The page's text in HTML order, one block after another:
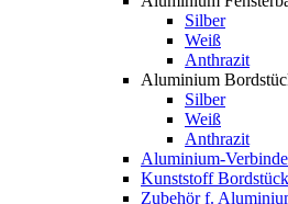
Silber
Weiß
Anthrazit
Aluminium
Silber
Weiß
Anthrazit
Aluminium-
Kunststoff
Zubehör f.